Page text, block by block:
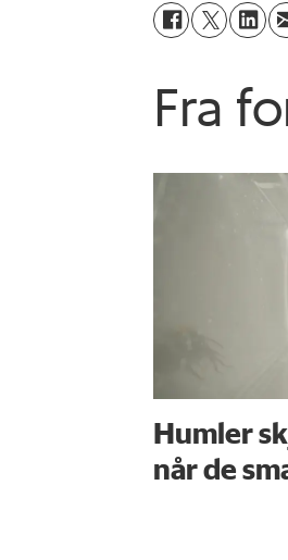
Fra
Humler
når de